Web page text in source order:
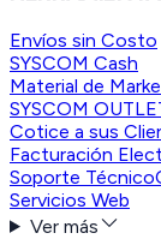
Envíos sin Costo
SYSCOM Cash
Material de
SYSCOM
Cotice a sus
Facturación
Soporte Técnico
Servicios Web
Ver más